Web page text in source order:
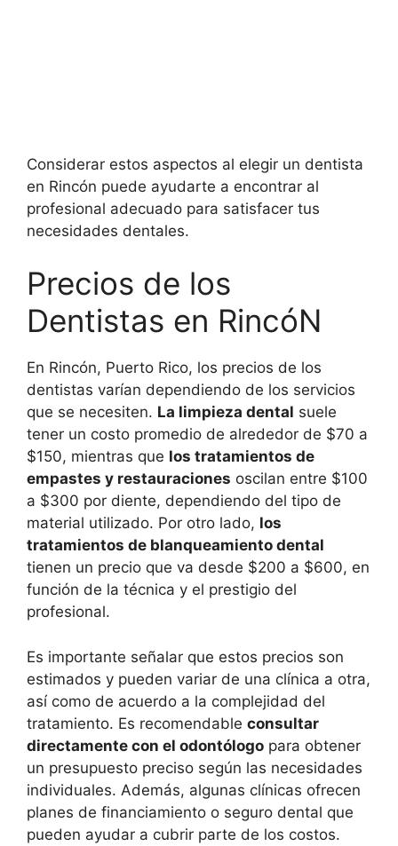
Considerar estos aspectos al elegir un dentista
en Rincón puede ayudarte a encontrar al
profesional adecuado para satisfacer tus
necesidades dentales.
Precios de los
Dentistas en RincóN
En Rincón, Puerto Rico, los precios de los
dentistas varían dependiendo de los servicios
que se necesiten. La limpieza dental suele
tener un costo promedio de alrededor de $70 a
$150, mientras que los tratamientos de
empastes y restauraciones oscilan entre $100
a $300 por diente, dependiendo del tipo de
material utilizado. Por otro lado, los
tratamientos de blanqueamiento dental
tienen un precio que va desde $200 a $600, en
función de la técnica y el prestigio del
profesional.
Es importante señalar que estos precios son
estimados y pueden variar de una clínica a otra,
así como de acuerdo a la complejidad del
tratamiento. Es recomendable consultar
directamente con el odontólogo para obtener
un presupuesto preciso según las necesidades
individuales. Además, algunas clínicas ofrecen
planes de financiamiento o seguro dental que
pueden ayudar a cubrir parte de los costos.